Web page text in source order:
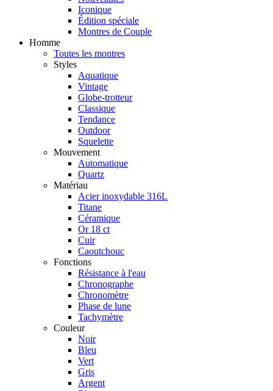
Iconique
Édition spéciale
Montres de Couple
Homme
Toutes les montres
Styles
Aquatique
Vintage
Globe-trotteur
Classique
Tendance
Outdoor
Squelette
Mouvement
Automatique
Quartz
Matériau
Acier inoxydable 316L
Titane
Céramique
Or 18 ct
Cuir
Caoutchouc
Fonctions
Résistance à l'eau
Chronographe
Chronomètre
Phase de lune
Tachymètre
Couleur
Noir
Bleu
Vert
Gris
Argent